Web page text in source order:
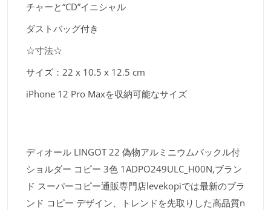
チャーと“CD”イニシャル
ダストバッグ付き
☆寸法☆
サイズ：22 x 10.5 x 12.5 cm
iPhone 12 Pro Maxを収納可能なサイズ
ディオール LINGOT 22 偽物アルミニウムバックル付
ショルダー コピー 3色 1ADPO249ULC_H00N,ブラン
ド スーパーコピー通販専門店levekopiでは最新のブラ
ンド コピー デザイン、トレンドを先取りした高品質n